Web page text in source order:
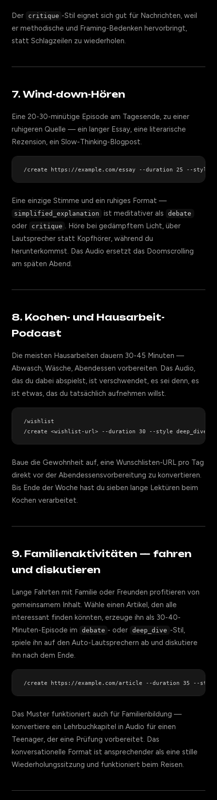
Der critique -Stil eignet sich gut für Nachrichten, weil
er methodische und Framing-Bedenken hervorbringt,
statt Schlagzeilen zu wiederholen.
7. Wind-down-Hören
Eine 20-30-minütige Episode am Tagesende, zu einer
ruhigeren Quelle — ein langer Essay, eine literarische
Rezension, ein Slow-Thinking-Blogpost.
Eine einzige Stimme und ein ruhiges Format —
simplified_explanation ist meditativer als debate
oder critique . Höre bei gedämpftem Licht, über
Lautsprecher statt Kopfhörer, während du
herunterkommst. Das Audio ersetzt das Doomscrolling
am späten Abend.
8. Kochen- und Hausarbeit-
Podcast
Die meisten Hausarbeiten dauern 30-45 Minuten —
Abwasch, Wäsche, Abendessen vorbereiten. Das Audio,
das du dabei abspielst, ist verschwendet, es sei denn, es
ist etwas, das du tatsächlich aufnehmen willst.
/wishlist
Baue die Gewohnheit auf, eine Wunschlisten-URL pro Tag
direkt vor der Abendessensvorbereitung zu konvertieren.
Bis Ende der Woche hast du sieben lange Lektüren beim
Kochen verarbeitet.
9. Familienaktivitäten — fahren
und diskutieren
Lange Fahrten mit Familie oder Freunden profitieren von
gemeinsamem Inhalt. Wähle einen Artikel, den alle
interessant finden könnten, erzeuge ihn als 30-40-
Minuten-Episode im
debate - oder deep_dive -Stil,
spiele ihn auf den Auto-Lautsprechern ab und diskutiere
ihn nach dem Ende.
Das Muster funktioniert auch für Familienbildung —
konvertiere ein Lehrbuchkapitel in Audio für einen
Teenager, der eine Prüfung vorbereitet. Das
konversationelle Format ist ansprechender als eine stille
Wiederholungssitzung und funktioniert beim Reisen.